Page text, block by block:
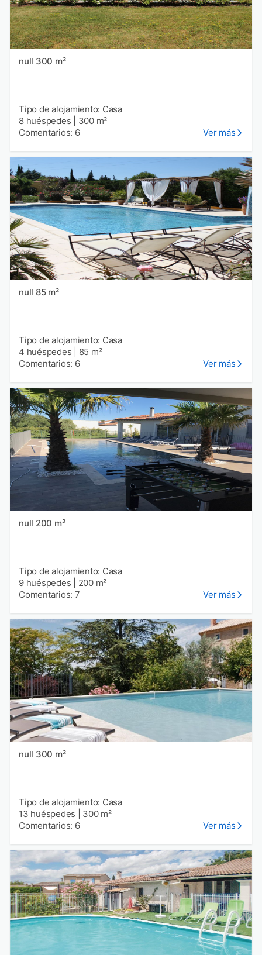
null 300 m²
Tipo de alojamiento: Casa
8 huéspedes
300 m²
Comentarios: 6
Ver más
null 85 m²
Tipo de alojamiento: Casa
4 huéspedes
85 m²
Comentarios: 6
Ver más
null 200 m²
Tipo de alojamiento: Casa
9 huéspedes
200 m²
Comentarios: 7
Ver más
null 300 m²
Tipo de alojamiento: Casa
13 huéspedes
300 m²
Comentarios: 6
Ver más